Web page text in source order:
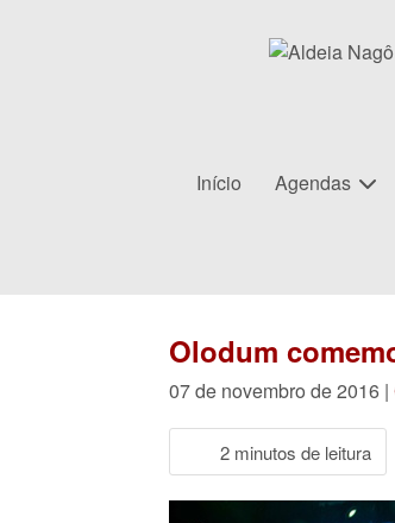
Início Agendas
Olodum
07 de novembro de 2016 |
2 minutos de leitura